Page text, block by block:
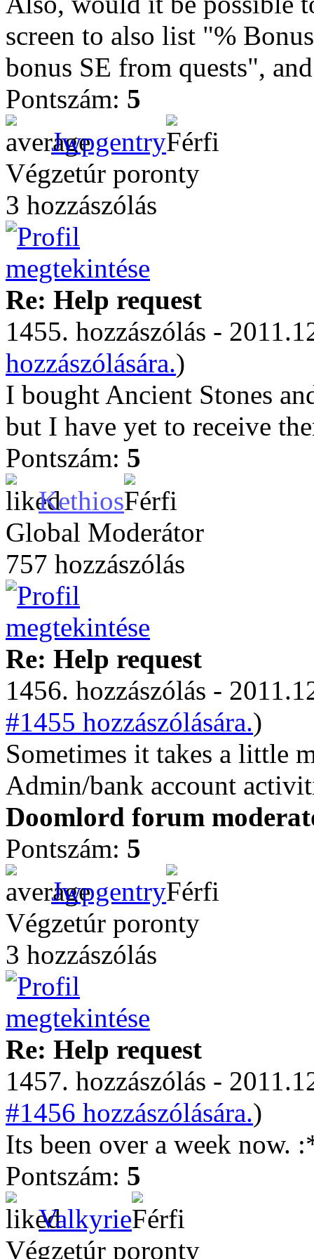
screen to also list "%
bonus SE from quests",
Pontszám: 5
Jwpgentry
Végzetúr poronty
3 hozzászólás
Re: Help request
1455. hozzászólás -
hozzászólására.)
I bought Ancient Stones
but I have yet to receive
Pontszám: 5
Kethios
Global Moderátor
757 hozzászólás
Re: Help request
1456. hozzászólás -
#1455 hozzászólására.)
Sometimes it takes a little
Admin/bank account
Doomlord forum
Pontszám: 5
Jwpgentry
Végzetúr poronty
3 hozzászólás
Re: Help request
1457. hozzászólás -
#1456 hozzászólására.)
Its been over a week now.
Pontszám: 5
Valkyrie
Végzetúr poronty